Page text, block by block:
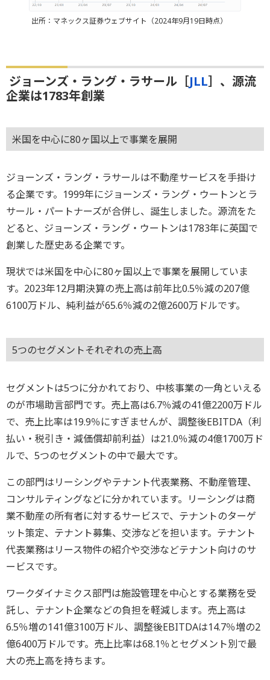
出所：マネックス証券ウェブサイト（2024年9月19日時点）
ジョーンズ・ラング・ラサール［JLL］、源流
企業は1783年創業
米国を中心に80ヶ国以上で事業を展開
ジョーンズ・ラング・ラサールは不動産サービスを手掛け
る企業です。1999年にジョーンズ・ラング・ウートンとラ
サール・パートナーズが合併し、誕生しました。源流をた
どると、ジョーンズ・ラング・ウートンは1783年に英国で
創業した歴史ある企業です。
現状では米国を中心に80ヶ国以上で事業を展開していま
す。2023年12月期決算の売上高は前年比0.5％減の207億
6100万ドル、純利益が65.6％減の2億2600万ドルです。
5つのセグメントそれぞれの売上高
セグメントは5つに分かれており、中核事業の一角といえる
のが市場助言部門です。売上高は6.7％減の41億2200万ドル
で、売上比率は19.9％にすぎませんが、調整後EBITDA（利
払い・税引き・減価償却前利益）は21.0％減の4億1700万ド
ルで、5つのセグメントの中で最大です。
この部門はリーシングやテナント代表業務、不動産管理、
コンサルティングなどに分かれています。リーシングは商
業不動産の所有者に対するサービスで、テナントのターゲ
ット策定、テナント募集、交渉などを担います。テナント
代表業務はリース物件の紹介や交渉などテナント向けのサ
ービスです。
ワークダイナミクス部門は施設管理を中心とする業務を受
託し、テナント企業などの負担を軽減します。売上高は
6.5％増の141億3100万ドル、調整後EBITDAは14.7％増の2
億6400万ドルです。売上比率は68.1％とセグメント別で最
大の売上高を持ちます。